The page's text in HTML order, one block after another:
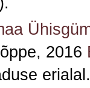
2016